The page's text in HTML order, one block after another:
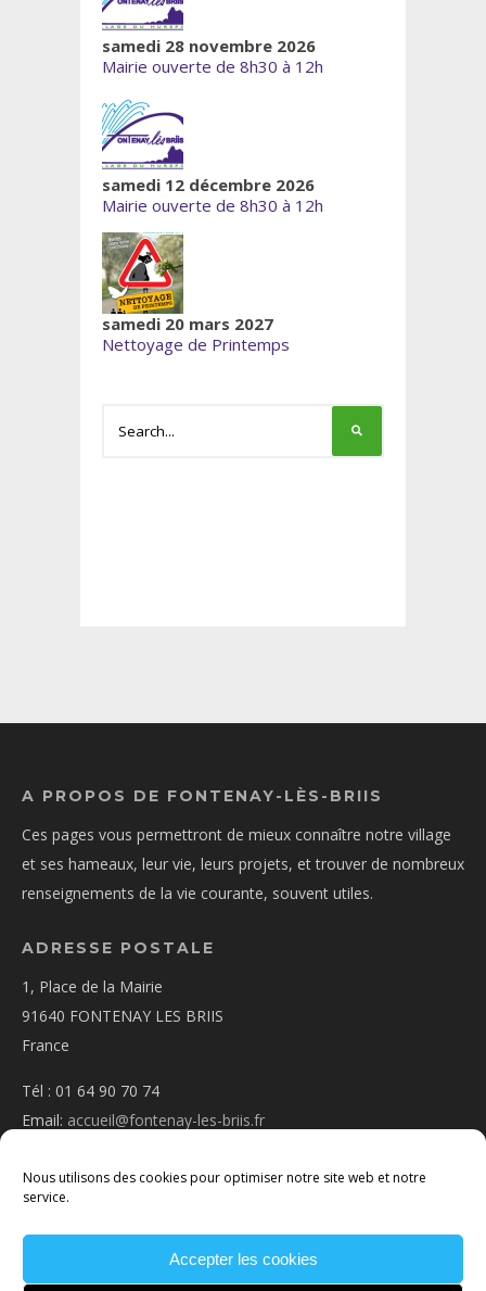
Nous utilisons des cookies pour optimiser notre site web et notre
service.
Accepter les cookies
samedi 28 novembre 2026
Mairie ouverte de 8h30 à 12h
samedi 12 décembre 2026
Mairie ouverte de 8h30 à 12h
samedi 20 mars 2027
Nettoyage de Printemps
A PROPOS DE FONTENAY-LÈS-BRIIS
Ces pages vous permettront de mieux connaître notre village
et ses hameaux, leur vie, leurs projets, et trouver de nombreux
renseignements de la vie courante, souvent utiles.
ADRESSE POSTALE
1, Place de la Mairie
91640 FONTENAY LES BRIIS
France
Tél : 01 64 90 70 74
Email: accueil@fontenay-les-briis.fr
NOUS CONTACTER